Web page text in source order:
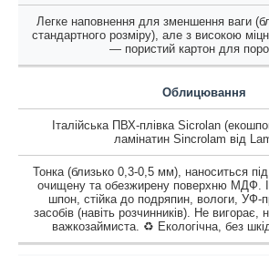
Легке наповнення для зменшення ваги
стандартного розміру), але з високою
— пористий картон для
Облицювання
Італійська ПВХ-плівка Sicrolan
ламінатин Sincrolam від
Тонка (близько 0,3-0,5 мм), наноситься
очищену та обезжирену поверхню МДФ.
шпон, стійка до подряпин, вологи, УФ-
засобів (навіть розчинників). Не
важкозаймиста. ♻️ Екологічна, без